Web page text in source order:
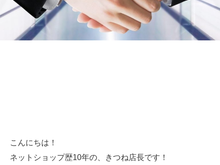
こんにちは！
ネットショップ歴10年の、きつね店長です！